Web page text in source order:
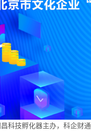
科技孵化器主办，科企财通